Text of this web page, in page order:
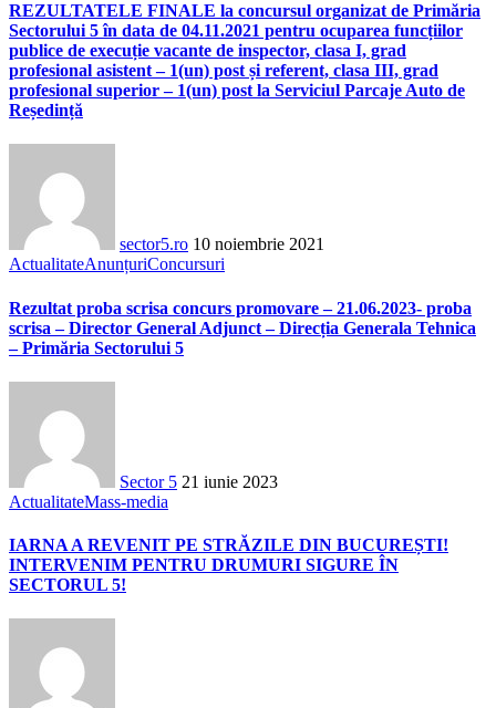
REZULTATELE FINALE la concursul organizat de Primăria
Sectorului 5 în data de 04.11.2021 pentru ocuparea funcțiilor
publice de execuție vacante de inspector, clasa I, grad
profesional asistent – 1(un) post și referent, clasa III, grad
profesional superior – 1(un) post la Serviciul Parcaje Auto de
Reședință
sector5.ro 10 noiembrie 2021
ActualitateAnunțuriConcursuri
Rezultat proba scrisa concurs promovare – 21.06.2023- proba
scrisa – Director General Adjunct – Direcția Generala Tehnica
– Primăria Sectorului 5
Sector 5 21 iunie 2023
ActualitateMass-media
IARNA A REVENIT PE STRĂZILE DIN BUCUREȘTI!
INTERVENIM PENTRU DRUMURI SIGURE ÎN
SECTORUL 5!